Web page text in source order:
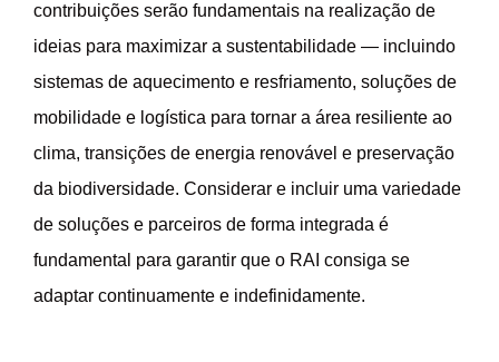
contribuições serão fundamentais na realização de
ideias para maximizar a sustentabilidade — incluindo
sistemas de aquecimento e resfriamento, soluções de
mobilidade e logística para tornar a área resiliente ao
clima, transições de energia renovável e preservação
da biodiversidade. Considerar e incluir uma variedade
de soluções e parceiros de forma integrada é
fundamental para garantir que o RAI consiga se
adaptar continuamente e indefinidamente.